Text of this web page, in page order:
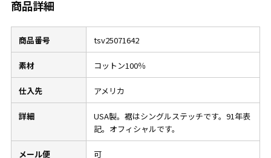
商品詳細
商品番号 tsv25071642
素材 コットン100％
仕入先 アメリカ
詳細
USA製。裾はシングルステッチです。91年表
記。オフィシャルです。
メール便 可